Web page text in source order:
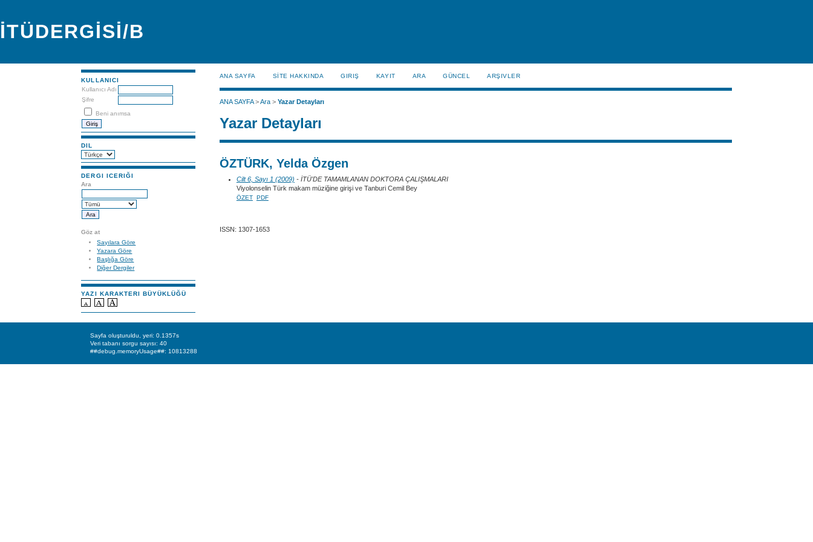
İTÜDERGİSİ/B
KULLANICI
Kullanıcı Adı
Şifre
Beni anımsa
DIL
DERGI ICERIĞI
Ara
Göz at
Sayılara Göre
Yazara Göre
Başlığa Göre
Diğer Dergiler
YAZI KARAKTERI BÜYÜKLÜĞÜ
ANA SAYFA SİTE HAKKINDA GIRIŞ KAYIT ARA GÜNCEL ARŞIVLER
ANA SAYFA>Ara> Yazar Detayları
Yazar Detayları
ÖZTÜRK, Yelda Özgen
Cilt 6, Sayı 1 (2009) - İTÜ'DE TAMAMLANAN DOKTORA ÇALIŞMALARI
Viyolonselin Türk makam müziğine girişi ve Tanburi Cemil Bey
ÖZET PDF
ISSN: 1307-1653
Sayfa oluşturuldu, yeri: 0.1357s
Veri tabanı sorgu sayısı: 40
##debug.memoryUsage##: 10813288